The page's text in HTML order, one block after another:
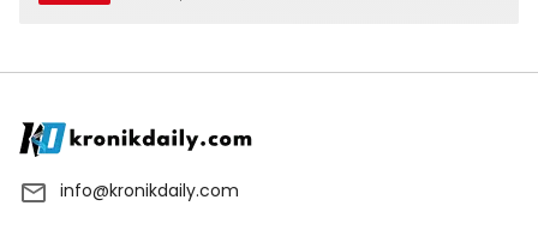
info@kronikdaily.com